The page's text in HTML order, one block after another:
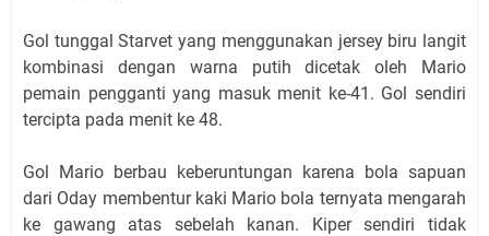
Gol tunggal Starvet yang menggunakan jersey biru langit
kombinasi dengan warna putih dicetak oleh Mario
pemain pengganti yang masuk menit ke-41. Gol sendiri
tercipta pada menit ke 48.
Gol Mario berbau keberuntungan karena bola sapuan
dari Oday membentur kaki Mario bola ternyata mengarah
ke gawang atas sebelah kanan. Kiper sendiri tidak